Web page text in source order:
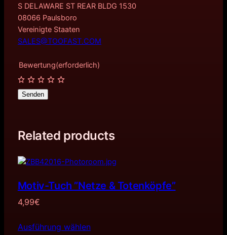
S DELAWARE ST REAR BLDG 1530
08066 Paulsboro
Vereinigte Staaten
SALES@TOOFAST.COM
Bewertung(erforderlich)
Senden
Related products
Motiv-Tuch ”Netze & Totenköpfe”
4,99€
Ausführung wählen